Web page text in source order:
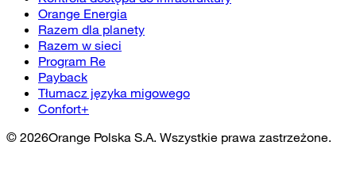
Orange Energia
Razem dla planety
Razem w sieci
Program Re
Payback
Tłumacz języka migowego
Confort+
© 2026Orange Polska S.A. Wszystkie prawa zastrzeżone.